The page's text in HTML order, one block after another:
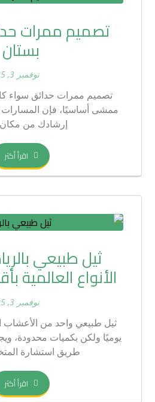
تصميم ممرات
بستان
نوفمبر 3, 2025
تصميم ممرات حدائق سواء
ممشى أساسيًا، فإن
إرشادك من
اقرأ أكثر
ثيل طبيعي
الأنواع العالمية
نوفمبر 3, 2025
ثيل طبيعي واحد من الأعشاب
يوميًا ولكن بكميات محدودة،
طريق استشارة
اقرأ أكثر